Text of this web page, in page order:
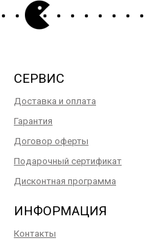
СЕРВИС
Доставка и оплата
Гарантия
Договор оферты
Подарочный сертификат
Дисконтная программа
ИНФОРМАЦИЯ
Контакты